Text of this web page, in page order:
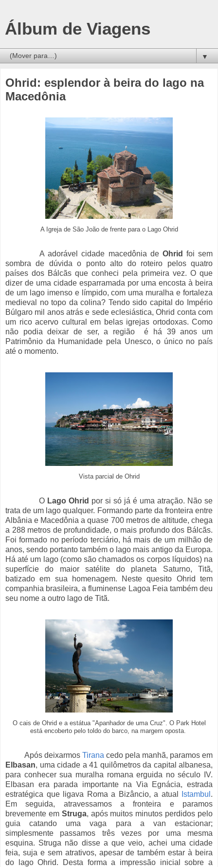
Álbum de Viagens
▼
Ohrid: esplendor à beira do lago na
Macedônia
A Igreja de São João de frente para o Lago Ohrid
A adorável cidade macedônia de Ohrid foi sem
sombra de dúvida o ponto alto do roteiro pelos quatro
países dos Bálcãs que conheci pela primeira vez. O que
dizer de uma cidade esparramada por uma encosta à beira
de um lago imenso e límpido, com uma muralha e fortaleza
medieval no topo da colina? Tendo sido capital do Império
Búlgaro mil anos atrás e sede eclesiástica, Ohrid conta com
um rico acervo cultural em belas igrejas ortodoxas. Como
não podia deixar de ser, a região é há 39 anos um
Patrimônio da Humanidade pela Unesco, o único no país
até o momento.
Vista parcial de Ohrid
O Lago Ohrid por si só já é uma atração. Não se
trata de um lago qualquer. Formando parte da fronteira entre
Albânia e Macedônia a quase 700 metros de altitude, chega
a 288 metros de profundidade, o mais profundo dos Bálcãs.
Foi formado no período terciário, há mais de um milhão de
anos, sendo portanto também o lago mais antigo da Europa.
Há até um lago (como são chamados os corpos líquidos) na
superfície do maior satélite do planeta Saturno, Titã,
batizado em sua homenagem. Neste quesito Ohrid tem
companhia brasileira, a fluminense Lagoa Feia também deu
seu nome a outro lago de Titã.
O cais de Ohrid e a estátua "Apanhador de uma Cruz". O Park Hotel
está encoberto pelo toldo do barco, na margem oposta.
Após deixarmos Tirana cedo pela manhã, paramos em
Elbasan, uma cidade a 41 quilômetros da capital albanesa,
para conhecer sua muralha romana erguida no século IV.
Elbasan era parada importante na Via Egnácia, estrada
estratégica que ligava Roma a Bizâncio, a atual
Istambul .
Em seguida, atravessamos a fronteira e paramos
brevemente em Struga, após muitos minutos perdidos pelo
guia catando uma vaga para a van estacionar;
simplesmente passamos três vezes por uma mesma
esquina. Struga não disse a que veio, achei uma cidade
feia, suja e sem atrativos, apesar de também estar à beira
do lago Ohrid. Desta forma a impressão inicial sobre a